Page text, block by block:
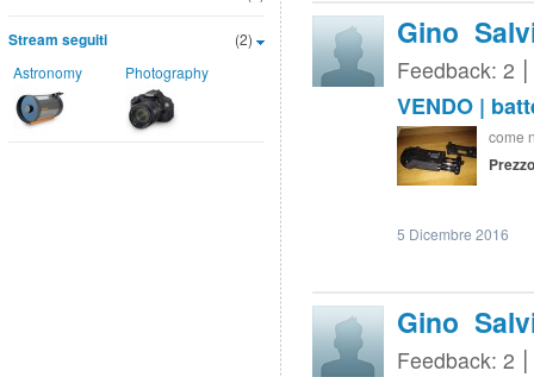
(2)
Stream seguiti
Astronomy Photography
Gino
Feedback: 2
VENDO |
come
5 Dicembre 2016
Gino
Feedback: 2